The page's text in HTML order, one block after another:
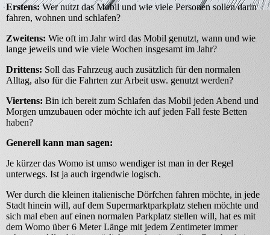
Erstens:Wer nutzt das Mobil und wie viele Personen sollen darin
fahren, wohnen und schlafen?
Zweitens: Wie oft im Jahr wird das Mobil genutzt, wann und wie
lange jeweils und wie viele Wochen insgesamt im Jahr?
Drittens: Soll das Fahrzeug auch zusätzlich für den normalen
Alltag, also für die Fahrten zur Arbeit usw. genutzt werden?
Viertens: Bin ich bereit zum Schlafen das Mobil jeden Abend und
Morgen umzubauen oder möchte ich auf jeden Fall feste Betten
haben?
Generell kann man sagen:
Je kürzer das Womo ist umso wendiger ist man in der Regel
unterwegs. Ist ja auch irgendwie logisch.
Wer durch die kleinen italienische Dörfchen fahren möchte, in jede
Stadt hinein will, auf dem Supermarktparkplatz stehen möchte und
sich mal eben auf einen normalen Parkplatz stellen will, hat es mit
dem Womo über 6 Meter Länge mit jedem Zentimeter immer